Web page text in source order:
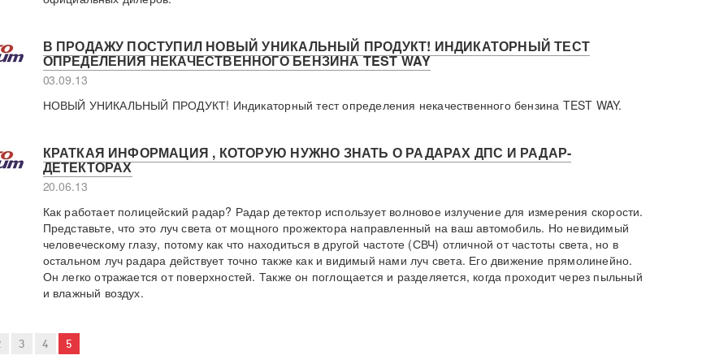
В ПРОДАЖУ ПОСТУПИЛ НОВЫЙ УНИКАЛЬНЫЙ ПРОДУКТ! ИНДИКАТОРНЫЙ ТЕСТ
ОПРЕДЕЛЕНИЯ НЕКАЧЕСТВЕННОГО БЕНЗИНА TEST WAY
03.09.13
НОВЫЙ УНИКАЛЬНЫЙ ПРОДУКТ! Индикаторный тест определения некачественного бензина TEST WAY.
КРАТКАЯ ИНФОРМАЦИЯ , КОТОРУЮ НУЖНО ЗНАТЬ О РАДАРАХ ДПС И РАДАР-
ДЕТЕКТОРАХ
20.06.13
Как работает полицейский радар? Радар детектор использует волновое излучение для измерения скорости.
Представьте, что это луч света от мощного прожектора направленный на ваш автомобиль. Но невидимый
человеческому глазу, потому как что находиться в другой частоте (СВЧ) отличной от частоты света, но в
остальном луч радара действует точно также как и видимый нами луч света. Его движение прямолинейно.
Он легко отражается от поверхностей. Также он поглощается и разделяется, когда проходит через пыльный
и влажный воздух.
3 4 5